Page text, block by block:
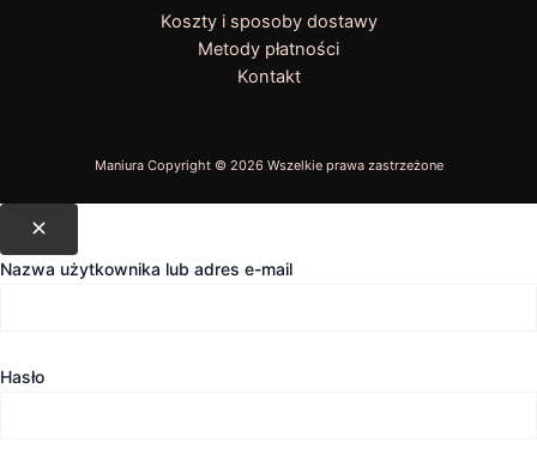
Koszty i sposoby dostawy
Metody płatności
Kontakt
Nazwa użytkownika lub adres e-mail
Hasło